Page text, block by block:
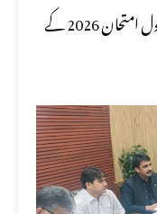
تعلیمی بورڈ مردان نے ایس ایس سی سالانہ اول امتحان 2026 کے